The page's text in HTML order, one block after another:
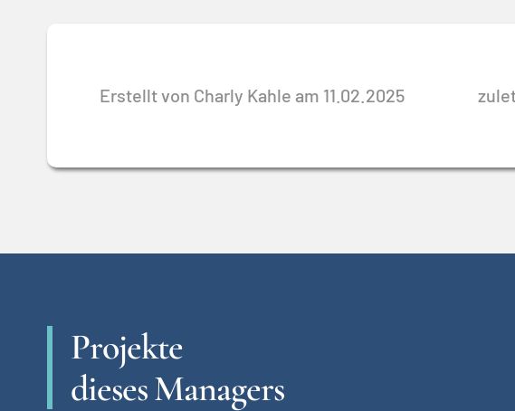
Erstellt von Charly Kahle am 11.02.2025
Projekte
dieses Managers